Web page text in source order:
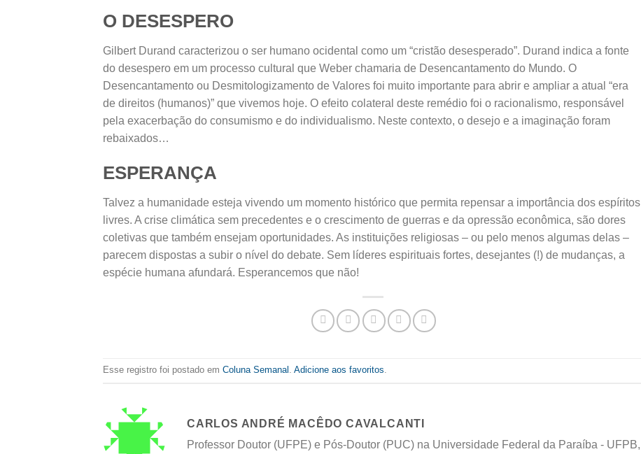
O DESESPERO
Gilbert Durand caracterizou o ser humano ocidental como um “cristão desesperado”. Durand indica a fonte
do desespero em um processo cultural que Weber chamaria de Desencantamento do Mundo. O
Desencantamento ou Desmitologizamento de Valores foi muito importante para abrir e ampliar a atual “era
de direitos (humanos)” que vivemos hoje. O efeito colateral deste remédio foi o racionalismo, responsável
pela exacerbação do consumismo e do individualismo. Neste contexto, o desejo e a imaginação foram
rebaixados…
ESPERANÇA
Talvez a humanidade esteja vivendo um momento histórico que permita repensar a importância dos espíritos
livres. A crise climática sem precedentes e o crescimento de guerras e da opressão econômica, são dores
coletivas que também ensejam oportunidades. As instituições religiosas – ou pelo menos algumas delas –
parecem dispostas a subir o nível do debate. Sem líderes espirituais fortes, desejantes (!) de mudanças, a
espécie humana afundará. Esperancemos que não!
Esse registro foi postado em Coluna Semanal . Adicione aos favoritos.
CARLOS ANDRÉ MACÊDO CAVALCANTI
Professor Doutor (UFPE) e Pós-Doutor (PUC) na Universidade Federal da Paraíba - UFPB,